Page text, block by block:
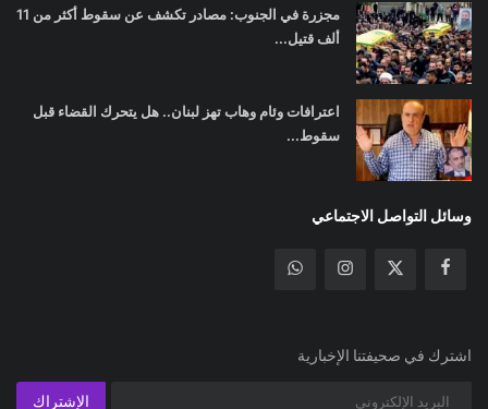
مجزرة في الجنوب: مصادر تكشف عن سقوط أكثر من 11
ألف قتيل...
اعترافات وئام وهاب تهز لبنان.. هل يتحرك القضاء قبل
سقوط...
وسائل التواصل الاجتماعي
اشترك في صحيفتنا الإخبارية
الإشتراك